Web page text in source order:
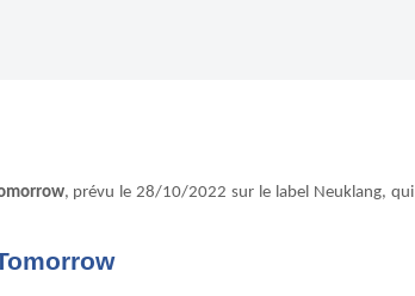
, prévu le 28/10/2022 sur le label Neuklang, qui